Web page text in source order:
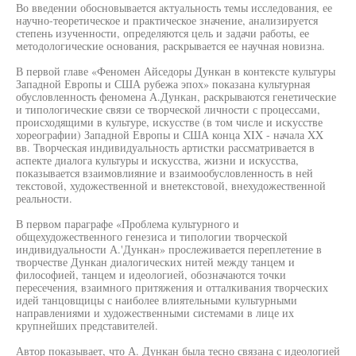
Во введении обосновывается актуальность темы исследования, ее
научно-теоретическое и практическое значение, анализируется
степень изученности, определяются цель и задачи работы, ее
методологические основания, раскрывается ее научная новизна.
В первой главе «Феномен Айседоры Дункан в контексте культуры
Западной Европы и США рубежа эпох» показана культурная
обусловленность феномена А.Дункан, раскрываются генетические
и типологические связи се творческой личности с процессами,
происходящими в культуре, искусстве (в том числе и искусстве
хореографии) Западной Европы и США конца XIX - начала XX
вв. Творческая индивидуальность артистки рассматривается в
аспекте диалога культуры и искусства, жизни и искусства,
показывается взаимовлияние и взаимообусловленность в ней
текстовой, художественной и внетекстовой, внехудожественной
реальности.
В первом параграфе «Проблема культурного и
общехудожественного генезиса и типологии творческой
индивидуальности А.'Дункан» прослеживается переплетение в
творчестве Дункан диалогических нитей между танцем и
философией, танцем и идеологией, обозначаются точки
пересечения, взаимного притяжения и отталкивания творческих
идей танцовщицы с наиболее влиятельными культурными
направлениями и художественными системами в лице их
крупнейших представителей.
Автор показывает, что А. Дункан была тесно связана с идеологией